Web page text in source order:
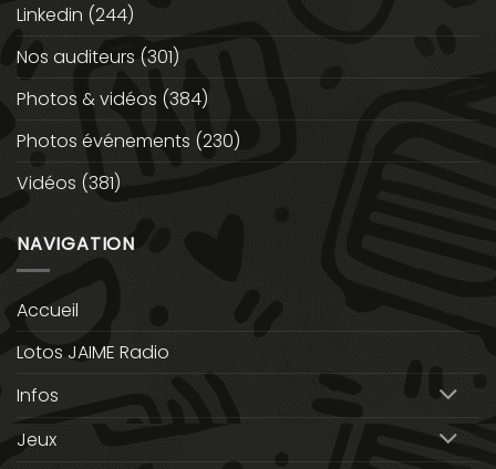
Linkedin (244)
Nos auditeurs (301)
Photos & vidéos (384)
Photos événements (230)
Vidéos (381)
NAVIGATION
Accueil
Lotos JAIME Radio
Infos
Jeux